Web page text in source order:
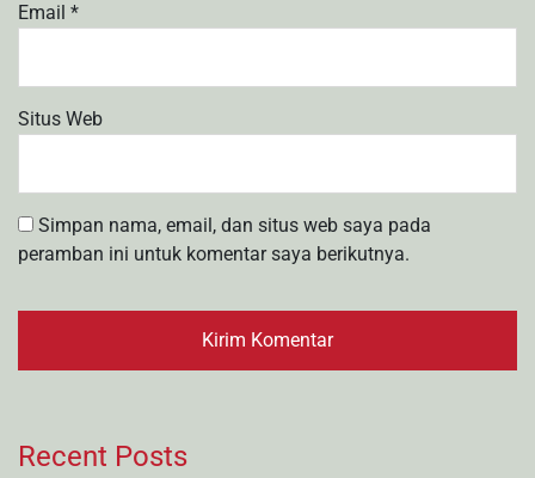
Email *
Situs Web
Simpan nama, email, dan situs web saya pada
peramban ini untuk komentar saya berikutnya.
Recent Posts